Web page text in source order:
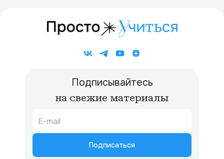
Подписывайтесь
на свежие материалы
Подписаться